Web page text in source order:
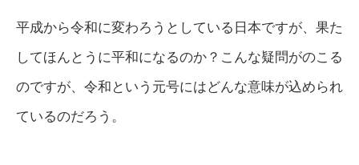
平成から令和に変わろうとしている日本ですが、果た
してほんとうに平和になるのか？こんな疑問がのこる
のですが、令和という元号にはどんな意味が込められ
ているのだろう。